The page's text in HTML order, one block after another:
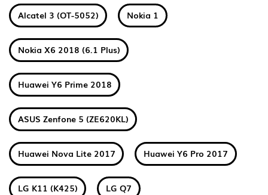
Alcatel 3 (OT-5052) Nokia 1
Nokia X6 2018 (6.1 Plus)
Huawei Y6 Prime 2018
ASUS Zenfone 5 (ZE620KL)
Huawei Nova Lite 2017 Huawei Y6 Pro 2017
LG K11 (K425) LG Q7